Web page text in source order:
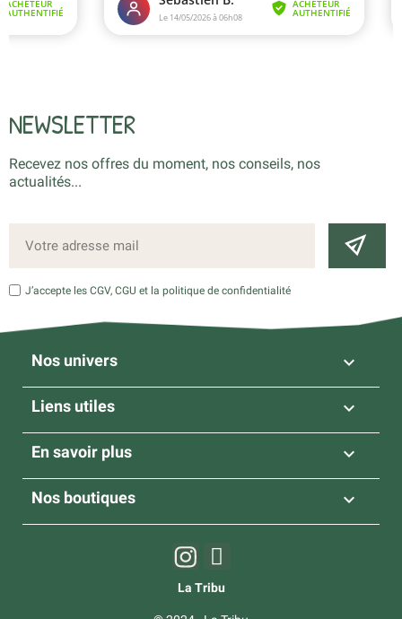
NEWSLETTER
Recevez nos offres du moment, nos conseils, nos
actualités...
J’accepte les CGV, CGU et la politique de confidentialité
Nos univers 
Liens utiles 
En savoir plus 
Nos boutiques 
La Tribu